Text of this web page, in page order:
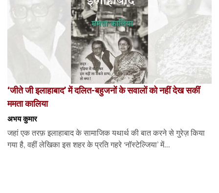
‘जीते जी इलाहाबाद’ में दलित-बहुजनों के सवालों को नहीं देख सकीं
ममता कालिया
अभय कुमार
जहां एक तरफ़ इलाहाबाद के सामाजिक यथार्थ की बात करने से गुरेज़ किया
गया है, वहीं लेखिका इस शहर के प्रति गहरे ‘नॉस्टेल्जिया’ में...